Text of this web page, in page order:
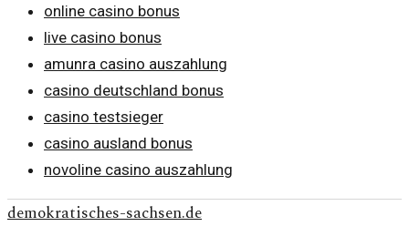
online casino bonus
live casino bonus
amunra casino auszahlung
casino deutschland bonus
casino testsieger
casino ausland bonus
novoline casino auszahlung
demokratisches-sachsen.de